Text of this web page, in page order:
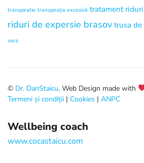
transpiratie transpirația excesivă tratament
riduri de expersie brasov trusa de
vara
© Dr. DanStaicu. Web Design made with
Termeni și condiții | Cookies | ANPC
Wellbeing coach
www.cocastaicu.com